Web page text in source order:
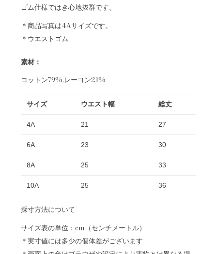
ゴム仕様ではき心地抜群です。
＊商品写真は4Aサイズです。
＊ウエストゴム
素材：
コットン79%,レーヨン21%
サイズ ウエスト幅 総丈
4A 21 27
6A 23 30
8A 25 33
10A 25 36
採寸方法について
サイズ表の単位：cm（センチメートル）
＊実寸値には多少の個体差がございます